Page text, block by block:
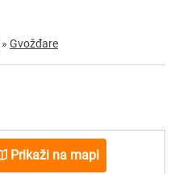
» Gvožđare
Prikaži na mapi